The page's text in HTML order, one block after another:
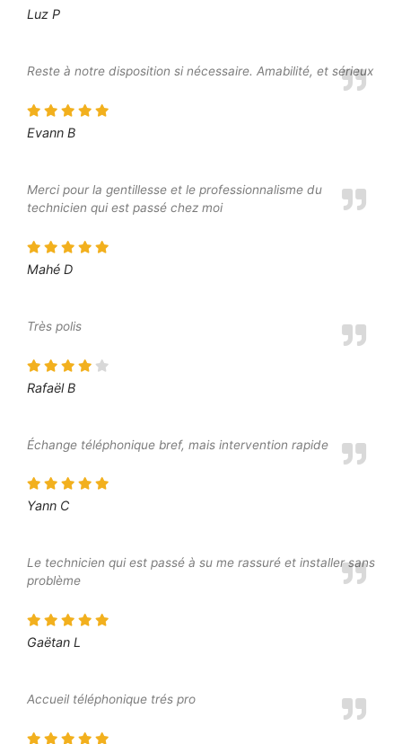
Luz P
Reste à notre disposition si nécessaire. Amabilité, et sérieux
Evann B
Merci pour la gentillesse et le professionnalisme du
technicien qui est passé chez moi
Mahé D
Très polis
Rafaël B
Échange téléphonique bref, mais intervention rapide
Yann C
Le technicien qui est passé à su me rassuré et installer sans
problème
Gaëtan L
Accueil téléphonique trés pro